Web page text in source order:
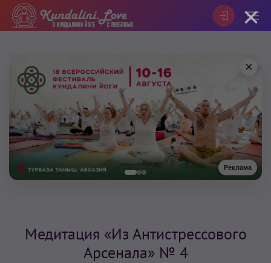
Реклама
×
Медитация «Из Антистрессового
Арсенала» № 4
×